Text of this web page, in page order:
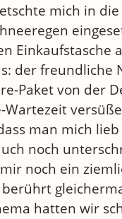
mich in
Einkaufstasche
der freundliche
Paket von der
man mich
noch
noch ein
hatten wir